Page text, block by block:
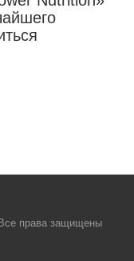
права защищены